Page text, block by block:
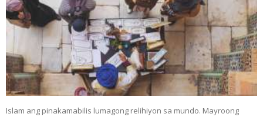
Islam ang pinakamabilis lumagong relihiyon sa mundo. Mayroong